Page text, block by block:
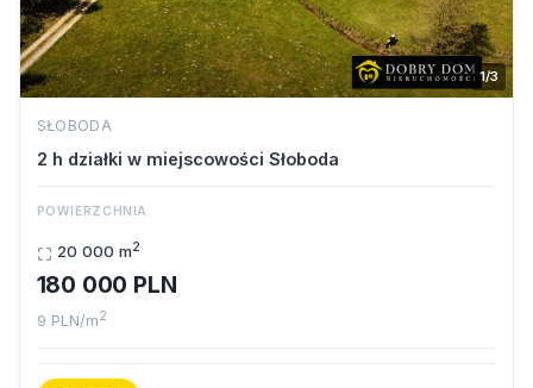
1/3
SŁOBODA
2 h działki w miejscowości Słoboda
POWIERZCHNIA
20 000 m2
180 000 PLN
9 PLN/m2